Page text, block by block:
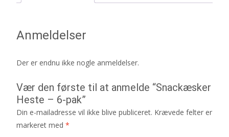
Anmeldelser
Der er endnu ikke nogle anmeldelser.
Vær den første til at anmelde “Snackæsker
Heste – 6-pak”
Din e-mailadresse vil ikke blive publiceret. Krævede felter er
markeret med *